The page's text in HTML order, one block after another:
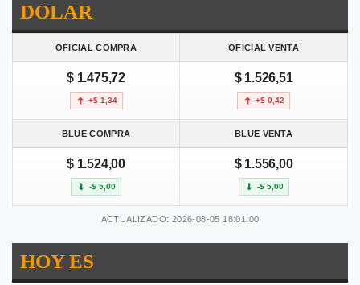
DOLAR
OFICIAL COMPRA OFICIAL VENTA
$ 1.475,72
+$ 1,34
$ 1.526,51
+$ 0,42
BLUE COMPRA BLUE VENTA
$ 1.524,00
-$ 5,00
$ 1.556,00
-$ 5,00
ACTUALIZADO: 2026-08-05 18:01:00
HOY ES